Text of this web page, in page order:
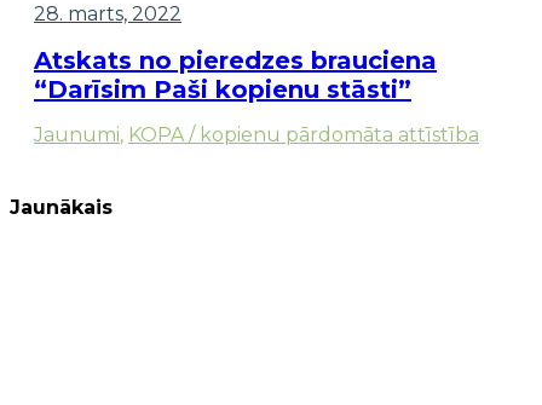
28. marts, 2022
Atskats no pieredzes brauciena
“Darīsim Paši kopienu stāsti”
Jaunumi, KOPA / kopienu pārdomāta attīstība
Jaunākais